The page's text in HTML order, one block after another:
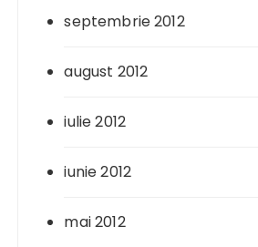
septembrie 2012
august 2012
iulie 2012
iunie 2012
mai 2012